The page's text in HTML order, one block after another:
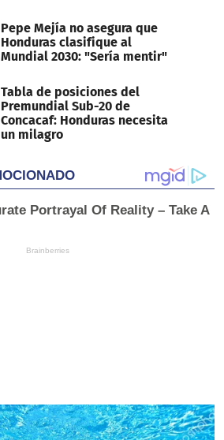
Pepe Mejía no asegura que
Honduras clasifique al
Mundial 2030: "Sería mentir"
Tabla de posiciones del
Premundial Sub-20 de
Concacaf: Honduras necesita
un milagro